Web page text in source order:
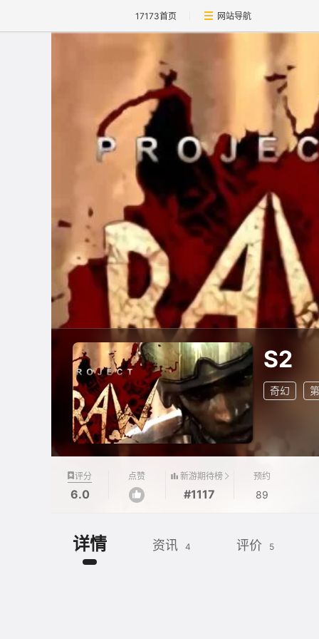
17173首页 网站导航
S2
奇幻
评分
6.0
点赞 新游期待榜
#1117
预约
89
详情 资讯 4 评价 5